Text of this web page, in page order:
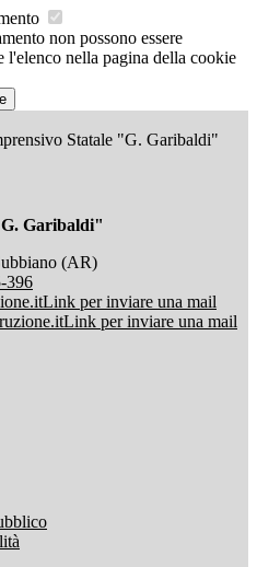
non possono essere
l'elenco nella pagina della cookie
Statale "G. Garibaldi"
Garibaldi"
(AR)
396
Link per inviare una mail
Link per inviare una mail